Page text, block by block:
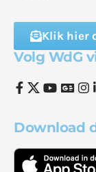
Klik hier
Volg WdG
Download